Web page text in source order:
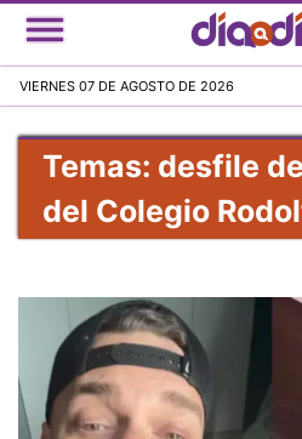
al
VIERNES 07 DE AGOSTO DE 2026
Temas: desfile
del Colegio